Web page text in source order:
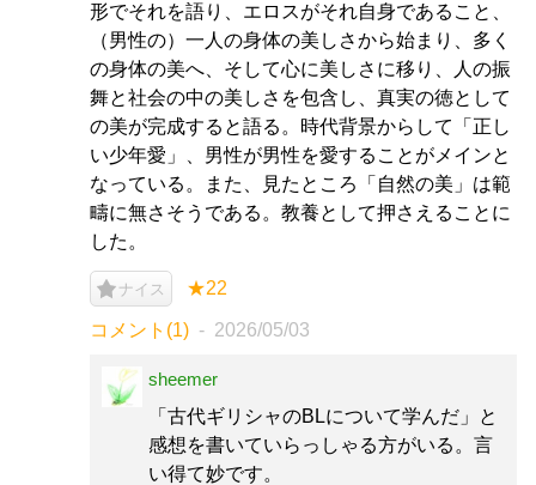
形でそれを語り、エロスがそれ自身であること、
（男性の）一人の身体の美しさから始まり、多く
の身体の美へ、そして心に美しさに移り、人の振
舞と社会の中の美しさを包含し、真実の徳として
の美が完成すると語る。時代背景からして「正し
い少年愛」、男性が男性を愛することがメインと
なっている。また、見たところ「自然の美」は範
疇に無さそうである。教養として押さえることに
した。
ナイス ★22
コメント(1) 2026/05/03
sheemer
「古代ギリシャのBLについて学んだ」と
感想を書いていらっしゃる方がいる。言
い得て妙です。